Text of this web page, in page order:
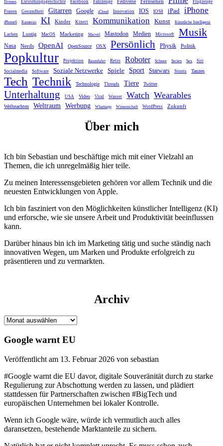
Dronen Entstehungsgeschichte Facebook Fahrzeuge Fediverse
Flugzeuge
Frauen
Gesundheit Gitarren Google iCloud Innovation IOS IOS8 iPad iPhone
iPhone6 Kameras KI Kinder Kinect Kommunikation Kunst Künstliche Intelligenz
Lachen Lustig MacOS Marketing Marvel Mastodon Medien Microsoft Musik
Nasa Nerds OpenAI OpenSource OSX Persönlich Physik Politik
Popkultur Projektion Raumfahrt Retro Roboter Schnee Serien Sex Siri
Socialmedia Software Soziale Netzwerke Spiele Sport Starwars Stunts Tanzen
Tech Technik Technologie Threads Tiere Twitter
Unterhaltung USA Video Viral Wasser Watch Wearables
Weihnachten Weltraum Werbung Whatsapp Wissenschaft WordPress Zukunft
Über mich
Ich bin Sebastian und beschäftige mich mit einer Vielzahl an
Themen, die ich unregelmäßig hier teile.
Zu meinen Interessensgebieten gehören vor allem Technik und die
neuesten Entwicklungen von Apple.
Ich bin fasziniert von den Möglichkeiten künstlicher Intelligenz (KI)
und erforsche, wie sie unsere Arbeit und Produktivität beeinflussen
kann.
Darüber hinaus bin ich im Marketing tätig und suche ständig nach
innovativen Wegen, um Marken und Produkte erfolgreich zu
präsentieren und zu vermarkten.
Archiv
Archiv
Google warnt EU
Veröffentlicht am 13. Februar 2026 von sebastian
#Google warnt die EU davor, digitale Souveränität durch zu starke
Regulierung zur Abschottung werden zu lassen, und plädiert
stattdessen für Partnerschaften zwischen #BigTech und
europäischen Unternehmen bei lokaler Kontrolle.
Wenn ich Google wäre, würde ich vermutlich auch alles
daransetzen, bestehende Marktanteile zu sichern.